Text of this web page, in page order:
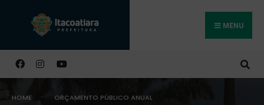
MENU
HOME ORÇAMENTO PÚBLICO ANUAL
Buscar